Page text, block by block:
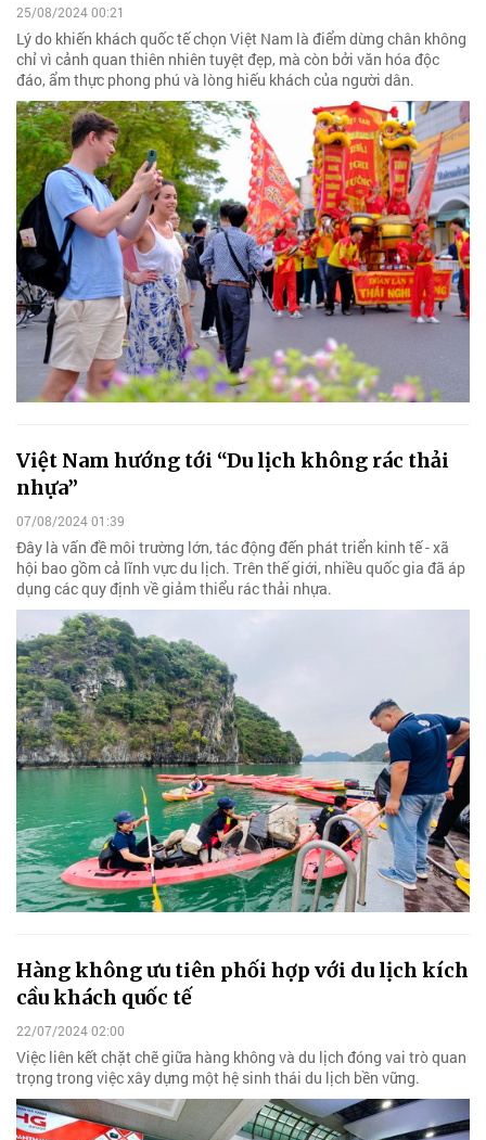
25/08/2024 00:21
Lý do khiến khách quốc tế chọn Việt Nam là điểm dừng chân không
chỉ vì cảnh quan thiên nhiên tuyệt đẹp, mà còn bởi văn hóa độc
đáo, ẩm thực phong phú và lòng hiếu khách của người dân.
Việt Nam hướng tới “Du lịch không rác thải
nhựa”
07/08/2024 01:39
Đây là vấn đề môi trường lớn, tác động đến phát triển kinh tế - xã
hội bao gồm cả lĩnh vực du lịch. Trên thế giới, nhiều quốc gia đã áp
dụng các quy định về giảm thiểu rác thải nhựa.
Hàng không ưu tiên phối hợp với du lịch kích
cầu khách quốc tế
22/07/2024 02:00
Việc liên kết chặt chẽ giữa hàng không và du lịch đóng vai trò quan
trọng trong việc xây dựng một hệ sinh thái du lịch bền vững.